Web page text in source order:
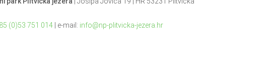
(0)53 751 014| e-mail: info@np-plitvicka-jezera.hr